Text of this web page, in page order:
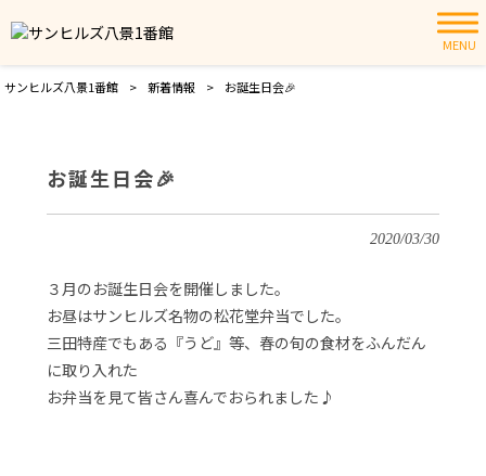
MENU
サンヒルズ八景1番館 > 新着情報 > お誕生日会🎉
お誕生日会🎉
2020/03/30
３月のお誕生日会を開催しました。
お昼はサンヒルズ名物の松花堂弁当でした。
三田特産でもある『うど』等、春の旬の食材をふんだん
に取り入れた
お弁当を見て皆さん喜んでおられました♪